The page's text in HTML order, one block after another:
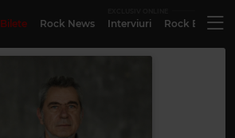
Bilete Rock News Interviuri Rock